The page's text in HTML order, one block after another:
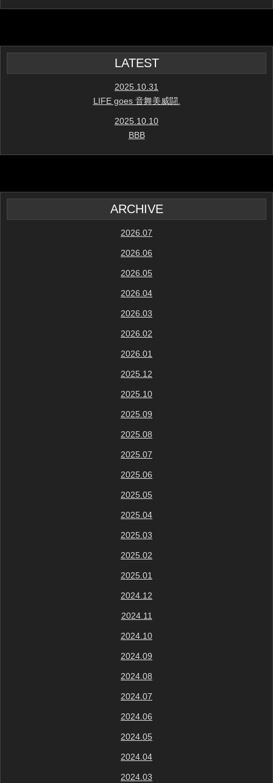
LATEST
2025.10.31
LIFE goes 音舞美威闘.
2025.10.10
BBB
ARCHIVE
2026.07
2026.06
2026.05
2026.04
2026.03
2026.02
2026.01
2025.12
2025.10
2025.09
2025.08
2025.07
2025.06
2025.05
2025.04
2025.03
2025.02
2025.01
2024.12
2024.11
2024.10
2024.09
2024.08
2024.07
2024.06
2024.05
2024.04
2024.03